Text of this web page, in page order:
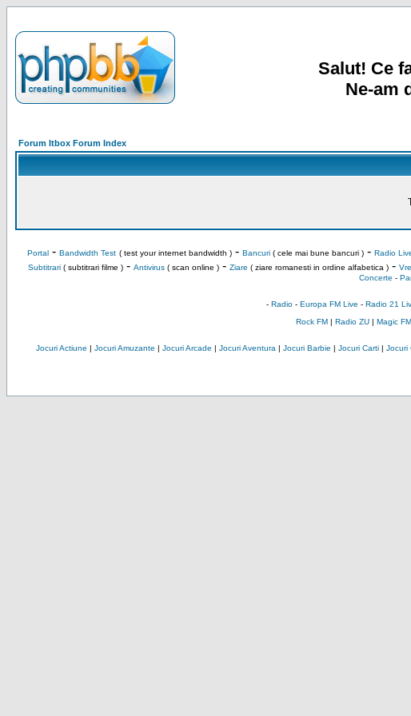
Salut! Ce
Ne-am
Forum Itbox Forum Index
Portal- Bandwidth Test ( test your internet bandwidth )- Bancuri( cele mai bune bancuri )- Radio
Subtitrari( subtitrari filme )- Antivirus( scan online )- Ziare ( ziare romanesti in ordine alfabetica )-
Concerte -
- Radio- Europa FM Live - Radio 21
Rock FM| Radio ZU| Magic FM
Jocuri Actiune | Jocuri Amuzante | Jocuri Arcade | Jocuri Aventura | Jocuri Barbie | Jocuri Carti| Jocuri